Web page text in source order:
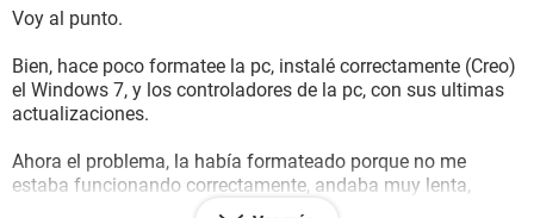
Voy al punto.
Bien, hace poco formatee la pc, instalé correctamente (Creo)
el Windows 7, y los controladores de la pc, con sus ultimas
actualizaciones.
Ahora el problema, la había formateado porque no me
estaba funcionando correctamente, andaba muy lenta,
tardaba mucho, había procesos que, claramente no tenía